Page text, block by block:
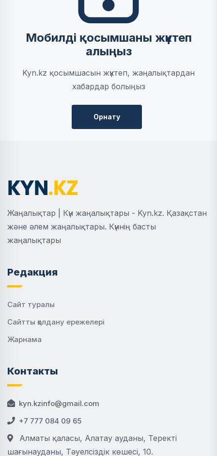
Мобилді қосымшаны жүктеп
алыңыз
Kyn.kz қосымшасын жүктеп, жаңалықтардан
хабардар болыңыз
Орнату
Жаңалықтар | Күн жаңалықтары - Kyn.kz. Қазақстан
және әлем жаңалықтары. Күннің басты
жаңалықтары
Редакция
Сайт туралы
Сайтты қолдану ережелері
Жарнама
Контакты
kyn.kzinfo@gmail.com
+7 777 084 09 65
Алматы қаласы, Алатау ауданы, Теректі
шағынауданы, Тәуелсіздік көшесі, 10.